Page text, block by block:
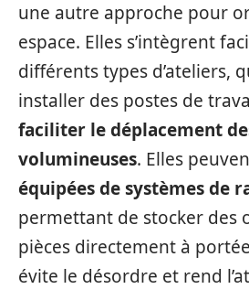
une autre approche pour
espace. Elles s’intègrent
différents types d’ateliers,
installer des postes de
faciliter le déplacement
volumineuses. Elles
équipées de systèmes de
permettant de stocker des
pièces directement à
évite le désordre et rend